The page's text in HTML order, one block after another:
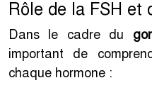
Rôle de la FSH et
Dans le cadre du
important de
chaque hormone :